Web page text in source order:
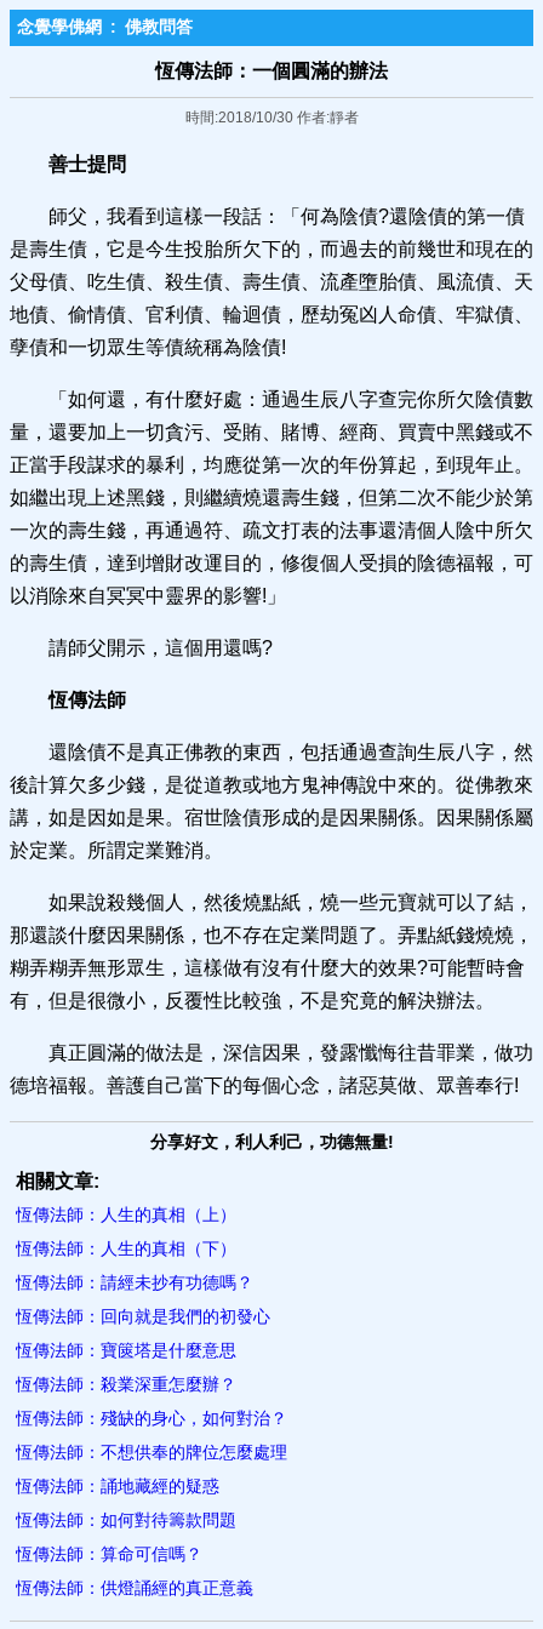
念覺學佛網 : 佛教問答
恆傳法師：一個圓滿的辦法
時間:2018/10/30 作者:靜者
善士提問
師父，我看到這樣一段話：「何為陰債?還陰債的第一債
是壽生債，它是今生投胎所欠下的，而過去的前幾世和現在的
父母債、吃生債、殺生債、壽生債、流產墮胎債、風流債、天
地債、偷情債、官利債、輪迴債，歷劫冤凶人命債、牢獄債、
孽債和一切眾生等債統稱為陰債!
「如何還，有什麼好處：通過生辰八字查完你所欠陰債數
量，還要加上一切貪污、受賄、賭博、經商、買賣中黑錢或不
正當手段謀求的暴利，均應從第一次的年份算起，到現年止。
如繼出現上述黑錢，則繼續燒還壽生錢，但第二次不能少於第
一次的壽生錢，再通過符、疏文打表的法事還清個人陰中所欠
的壽生債，達到增財改運目的，修復個人受損的陰德福報，可
以消除來自冥冥中靈界的影響!」
請師父開示，這個用還嗎?‍
恆傳法師
還陰債不是真正佛教的東西，包括通過查詢生辰八字，然
後計算欠多少錢，是從道教或地方鬼神傳說中來的。從佛教來
講，如是因如是果。宿世陰債形成的是因果關係。因果關係屬
於定業。所謂定業難消。
如果說殺幾個人，然後燒點紙，燒一些元寶就可以了結，
那還談什麼因果關係，也不存在定業問題了。弄點紙錢燒燒，
糊弄糊弄無形眾生，這樣做有沒有什麼大的效果?可能暫時會
有，但是很微小，反覆性比較強，不是究竟的解決辦法。
真正圓滿的做法是，深信因果，發露懺悔往昔罪業，做功
德培福報。善護自己當下的每個心念，諸惡莫做、眾善奉行!‍
分享好文，利人利己，功德無量!
相關文章:
恆傳法師：人生的真相（上）
恆傳法師：人生的真相（下）
恆傳法師：請經未抄有功德嗎？
恆傳法師：回向就是我們的初發心
恆傳法師：寶篋塔是什麼意思
恆傳法師：殺業深重怎麼辦？
恆傳法師：殘缺的身心，如何對治？
恆傳法師：不想供奉的牌位怎麼處理
恆傳法師：誦地藏經的疑惑
恆傳法師：如何對待籌款問題
恆傳法師：算命可信嗎？
恆傳法師：供燈誦經的真正意義